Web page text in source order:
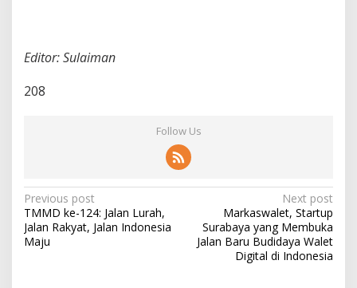
Editor: Sulaiman
208
Follow Us
P
o
s
Previous post
TMMD ke-124: Jalan Lurah,
Jalan Rakyat, Jalan Indonesia
Maju
Next post
Markaswalet, Startup
Surabaya yang Membuka
Jalan Baru Budidaya Walet
Digital di Indonesia